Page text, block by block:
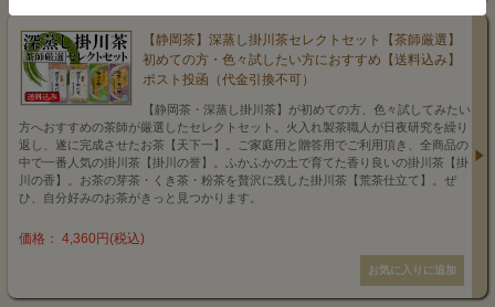
【静岡茶】深蒸し掛川茶セレクトセット【茶師厳選】
初めての方・色々試したい方におすすめ【送料込み】
ポスト投函（代金引換不可）
【静岡茶・深蒸し掛川茶】が初めての方、色々試してみたい
方へおすすめの茶師が厳選したセレクトセット。火入れ製茶職人が日夜研究を繰り
返し、遂に完成させたお茶【天下一】。ご家庭用と贈答用でご利用頂き、全商品の
中で一番人気の掛川茶【掛川の誉】。ふかふかの土で育てた香り良いの掛川茶【掛
川の香】。お茶の芽茶・くき茶・粉茶を贅沢に残した掛川茶【荒茶仕立て】。ぜ
ひ、自分好みのお茶がきっと見つかります。
価格： 4,360円(税込)